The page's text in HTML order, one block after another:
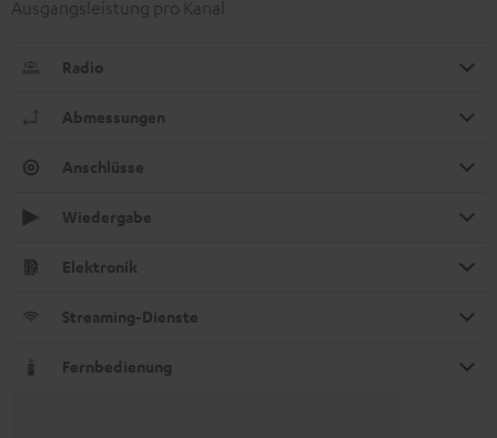
Ausgangsleistung pro Kanal
Radio
Abmessungen
Anschlüsse
Wiedergabe
Elektronik
Streaming-Dienste
Fernbedienung